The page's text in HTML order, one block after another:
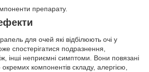
препарату.
для очей які відбілюють очі у
спостерігатися подразнення,
інші неприємні симптоми. Вони повязані
компонентів складу, алергією,